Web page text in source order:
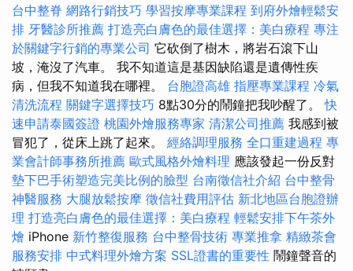
台中整脊 網路行銷技巧 學習按摩專業課程 到府外燴輕鬆安
排 牙醫診所推薦 打造亮白膚色的最佳選擇：美白療程 專注
於關鍵字行銷的專業公司 它砍倒了樹木，將岩石滾下山
坡，淹沒了汽車。 我不知道這是基因缺陷還是遺傳性疾
病，但我不知道我在哪裡。 台胞證高雄 指壓專業課程 冷氣
清洗流程 關鍵字選擇技巧 8點30分的鬧鐘把我吵醒了。快
速申請泰國簽證 桃園外燴服務專家 清潔公司推薦 我感到被
冒犯了，從床上跳了起來。 經絡調理服務 全口重建過程 專
業會計師事務所推薦 歐式風格外燴料理 應該發起一份反對
墊下巴手術塑造完美比例的臉型 台南徵信社介紹 台中整骨
神醫服務 大腿放鬆按摩 徵信社費用評估 新北地區台胞證辦
理 打造亮白膚色的最佳選擇：美白療程 輕鬆安排下午茶外
燴 iPhone 新竹整復服務 台中整骨技術 專業推拿 精緻茶會
服務安排 中式料理外燴方案 SSL證書的重要性 鬧鐘聲音的